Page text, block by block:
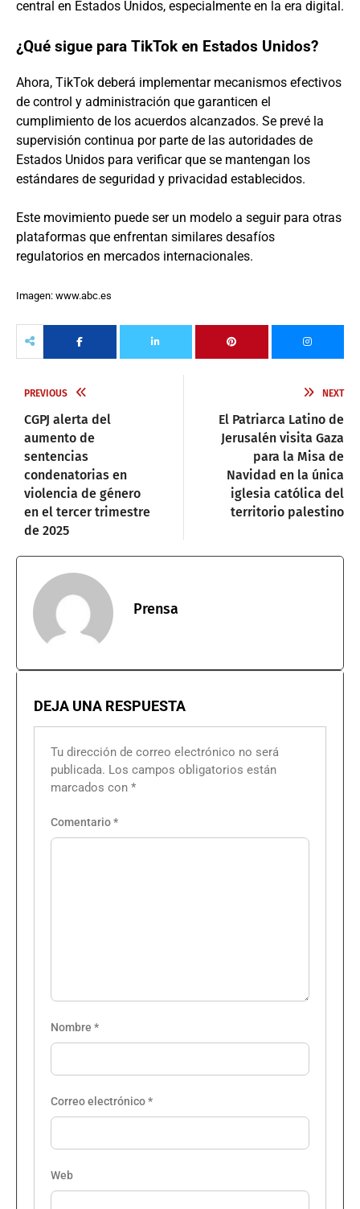
central en Estados Unidos, especialmente en la era digital.
¿Qué sigue para TikTok en Estados Unidos?
Ahora, TikTok deberá implementar mecanismos efectivos
de control y administración que garanticen el
cumplimiento de los acuerdos alcanzados. Se prevé la
supervisión continua por parte de las autoridades de
Estados Unidos para verificar que se mantengan los
estándares de seguridad y privacidad establecidos.
Este movimiento puede ser un modelo a seguir para otras
plataformas que enfrentan similares desafíos
regulatorios en mercados internacionales.
Imagen: www.abc.es
PREVIOUS
CGPJ alerta del
aumento de
sentencias
condenatorias en
violencia de género
en el tercer trimestre
de 2025
NEXT
El Patriarca Latino de
Jerusalén visita Gaza
para la Misa de
Navidad en la única
iglesia católica del
territorio palestino
Prensa
DEJA UNA RESPUESTA
Tu dirección de correo electrónico no será
publicada. Los campos obligatorios están
marcados con *
Comentario*
Nombre *
Correo electrónico*
Web